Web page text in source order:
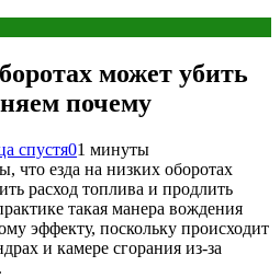
может убить
почему
спустя01 минуты
что езда на низких оборотах
расход топлива и продлить
такая манера вождения
эффекту, поскольку происходит
и камере сгорания из-за